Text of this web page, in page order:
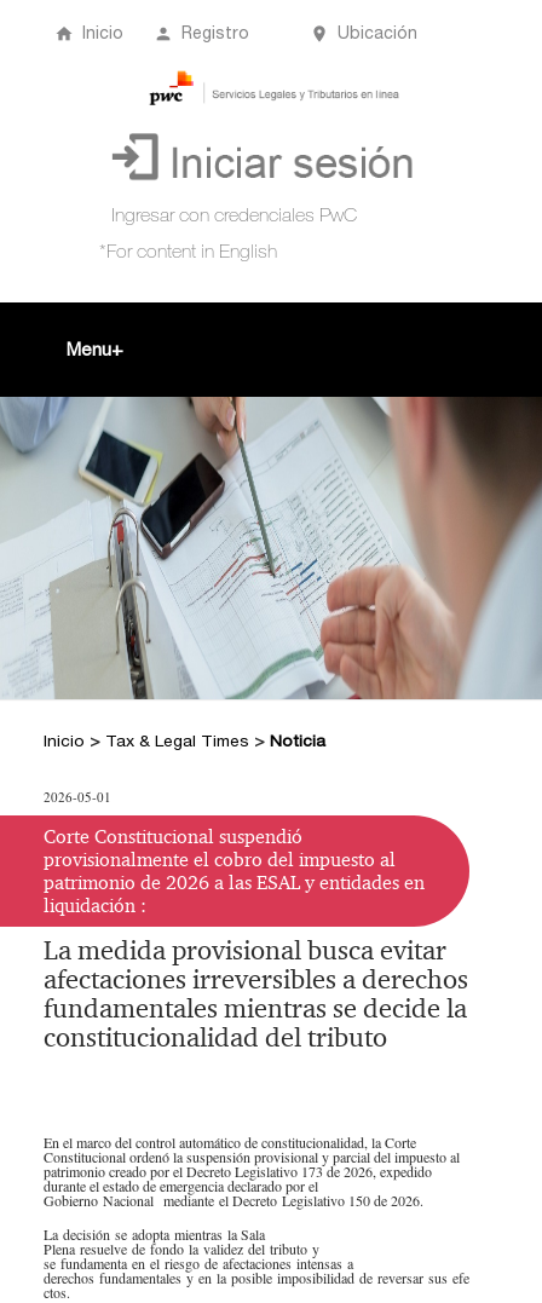
Inicio Registro Ubicación
Menu
Acompañamiento Tributario Virtual +
¿Qué es?
Perfil de usuario
Hacer Pregunta
Posiciones Tributarias PwC
Preguntas Frecuentes
Comprar
Biblioteca Virtual
Doctrina DIAN
Jurisprudencia Corte Constitucional
Jurisprudencia Consejo de Estado
Convenios para evitar la doble
imposición
Estatuto Contable
Estatuto Tributario +
Comprar
2026
Anteriores
2023
2022
2021
2020
2019
2018
activación
Instructivo
consulta App
Instructivo
consulta Web
Tax & Legal Times * +
Personas naturales, Tributación
Impuestos Territoriales, Litigios,
Regimen SIMPLE
Derecho corporativo, Comercio exterior,
Impuesto sobre la renta, impuesto al
patrimonio y precios de la transferencia
IVA, Impuesto nacional al consumo GMF
y otros tributos
Servicios tributarios
PwC Colombia
Inicio > Tax & Legal Times > Noticia
2026-05-01
Corte Constitucional suspendió
provisionalmente el cobro del impuesto al
patrimonio de 2026 a las ESAL y entidades en
liquidación :
La medida provisional busca evitar
afectaciones irreversibles a derechos
fundamentales mientras se decide la
constitucionalidad del tributo
En el marco del control automático de constitucionalidad, la Corte
Constitucional ordenó la suspensión provisional y parcial del impuesto al
patrimonio creado por el Decreto Legislativo 173 de 2026, expedido
durante el estado de emergencia declarado por el
Gobierno Nacional mediante el Decreto Legislativo 150 de 2026.
La decisión se adopta mientras la Sala
Plena resuelve de fondo la validez del tributo y
se fundamenta en el riesgo de afectaciones intensas a
derechos fundamentales y en la posible imposibilidad de reversar sus efe
ctos.